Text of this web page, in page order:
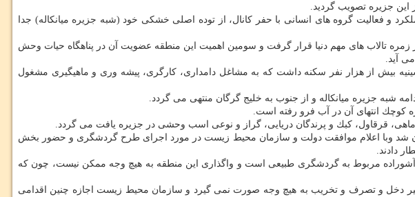
این جزیره تصویب گردید.
و فعالیت گروه های انسانی با حفر كانال، از توده اصلی خشكی خود (شبه جزیره میانكاله) جدا
در زمره تالاب های مهم دنیا قرار گرفت و سومین اهمیت این منطقه عضویت آن در پناهگاه حیات وحش
بیش از هزار نفر سكنه داشت كه به مشاغل دامداری، كارگری، پیشه وری و ماهیگیری مشغول
شبه جزیره میانكاله و از جنوب به خلیج گرگان منتهی می گردد.
كوچك انتهای آن در آب فرو رفته است.
قرقاول، كبك و پرندگان دریایی، گراز و نوعی اسب وحشی در جزیره یافت می گردد.
شد وبا اعلام موافقت دولت و سازمان محیط زیست در مورد اجرای طرح گردشگری و حضور بخش
دادند.
ابتكار رییس وقت سازمان محیط زیست با رد مبحث واگذاری جزیره آشوراده اعلام نمود: تنها 10 درصد آشوراده مربوط به گردشگری طبیعی است و واگذاری این منطقه به هیچ وجه ممكن نیست، چون كه
دخل و تصرف و تخریب به هیچ وجه صورت نمی گیرد و سازمان محیط زیست اجازه چنین اقدامی